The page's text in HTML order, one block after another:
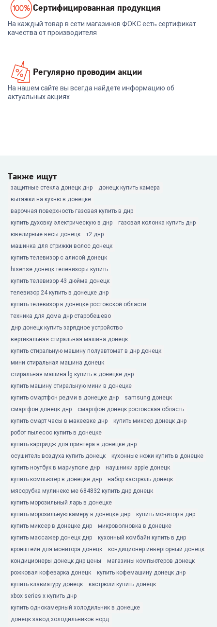
Cертифицированная продукция
На каждый товар в сети магазинов ФОКС есть сертификат
качества от производителя
Регулярно проводим акции
На нашем сайте вы всегда найдете информацию об
актуальных акциях
Также ищут
защитные стекла донецк днр
донецк купить камера
вытяжки на кухню в донецке
варочная поверхность газовая купить в днр
купить духовку электрическую в днр
газовая колонка купить днр
ювелирные весы донецк
т2 днр
машинка для стрижки волос донецк
купить телевизор с алисой донецк
hisense донецк телевизоры купить
купить телевизор 43 дюйма донецк
телевизор 24 купить в донецке днр
купить телевизор в донецке ростовской области
техника для дома днр старобешево
днр донецк купить зарядное устройство
вертикальная стиральная машина донецк
купить стиральную машину полуавтомат в днр донецк
мини стиральная машина донецк
стиральная машина lg купить в донецке днр
купить машину стиральную мини в донецке
купить смартфон редми в донецке днр
samsung донецк
смартфон донецк днр
смартфон донецк ростовская область
купить смарт часы в макеевке днр
купить миксер донецк днр
робот пылесос купить в донецке
купить картридж для принтера в донецке днр
осушитель воздуха купить донецк
кухонные ножи купить в донецке
купить ноутбук в мариуполе днр
наушники apple донецк
купить компьютер в донецке днр
набор кастрюль донецк
мясорубка мулинекс ме 684832 купить днр донецк
купить морозильный ларь в донецке
купить морозильную камеру в донецке днр
купить монитор в днр
купить миксер в донецке днр
микроволновка в донецке
купить массажер донецк днр
кухонный комбайн купить в днр
кронштейн для монитора донецк
кондиционер инверторный донецк
кондиционеры донецк днр цены
магазины компьютеров донецк
рожковая кофеварка донецк
купить кофемашину донецк днр
купить клавиатуру донецк
кастрюли купить донецк
xbox series x купить днр
купить однокамерный холодильник в донецке
донецк завод холодильников норд